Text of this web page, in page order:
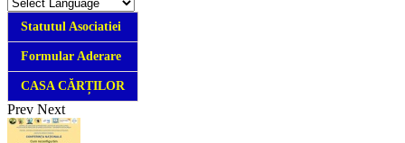
Statutul Asociatiei
Formular Aderare
CASA CĂRȚILOR
Prev Next